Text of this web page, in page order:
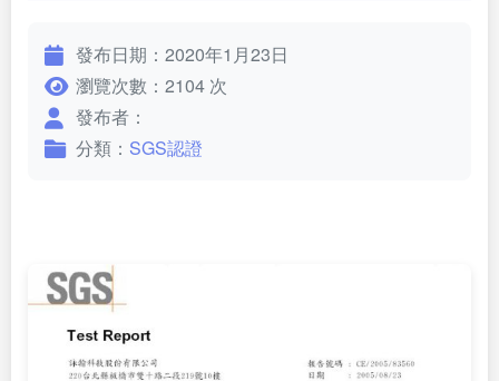
發布日期：2020年1月23日
瀏覽次數：2104 次
發布者：
分類： SGS認證